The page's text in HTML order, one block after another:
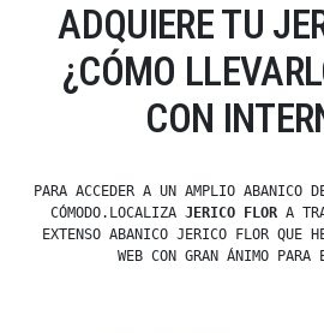
ADQUIERE TU
¿CÓMO
CON
PARA ACCEDER A UN AMPLIO ABANICO
CÓMODO.LOCALIZA JERICO FLOR A
EXTENSO ABANICO JERICO FLOR QUE
WEB CON GRAN ÁNIMO PARA